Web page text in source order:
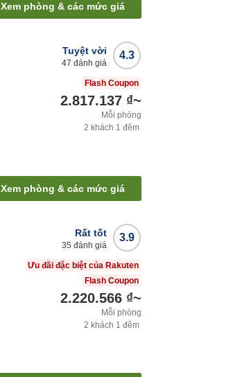
Xem phòng & các mức giá
4.3
Tuyệt vời
47 đánh giá
Flash Coupon
2.817.137 ₫~
Mỗi phòng
2 khách 1 đêm
Xem phòng & các mức giá
3.9
Rất tốt
35 đánh giá
Ưu đãi đặc biệt của Rakuten
Flash Coupon
2.220.566 ₫~
Mỗi phòng
2 khách 1 đêm